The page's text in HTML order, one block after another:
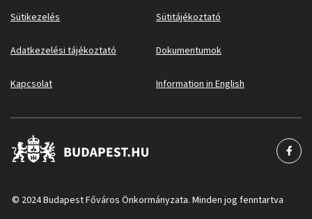
Sütikezelés Sütitájékoztató
Adatkezelési tájékoztató Dokumentumok
Kapcsolat Information in English
© 2024 Budapest Főváros Önkormányzata. Minden jog fenntartva